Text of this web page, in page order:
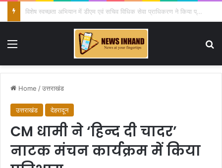
जनपदीय जूडो प्रतियोगिता में खिलाड़ियों का दमदार प्रदर्शन, विभिन्न भार वर्गों में विजेताओं ने मारी बाजी
Menu
Home /उत्तराखंड
उत्तराखंड देहरादून
CM धामी ने ‘हिन्द दी चादर’
नाटक मंचन कार्यक्रम में किया